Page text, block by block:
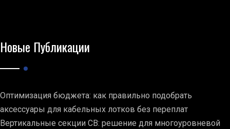
Новые Публикации
Оптимизация бюджета: как правильно подобрать
аксессуары для кабельных лотков без переплат
Вертикальные секции СВ: решение для многоуровневой